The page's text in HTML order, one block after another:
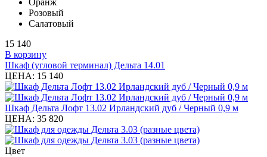
Розовый
Салатовый
15 140
В корзину
Шкаф (угловой терминал) Дельта 14.01
ЦЕНА: 15 140
Шкаф Дельта Лофт 13.02 Ирландский дуб / Черный 0,9 м
ЦЕНА: 35 820
Цвет